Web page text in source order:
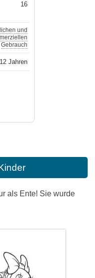
16
und
Gebrauch
Jahren
als Ente! Sie wurde